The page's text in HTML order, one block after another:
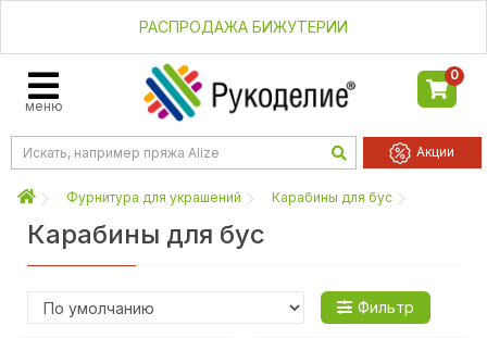
РАСПРОДАЖА БИЖУТЕРИИ
меню
0
Акции
Фурнитура для украшений Карабины для бус
Карабины для бус
Фильтр